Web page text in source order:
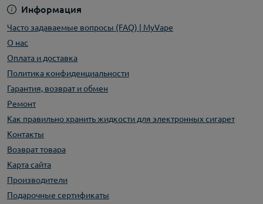
Информация
Часто задаваемые вопросы (FAQ) | MyVape
О нас
Оплата и доставка
Политика конфиденциальности
Гарантия, возврат и обмен
Ремонт
Как правильно хранить жидкости для электронных сигарет
Контакты
Возврат товара
Карта сайта
Производители
Подарочные сертификаты